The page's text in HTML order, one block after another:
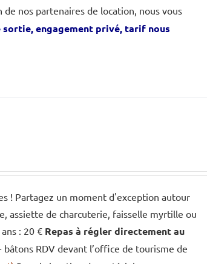
nos partenaires de location, nous vous
engagement privé, tarif nous
! Partagez un moment d'exception autour
assiette de charcuterie, faisselle myrtille ou
: 20 € Repas à régler directement au
RDV devant l’office de tourisme de